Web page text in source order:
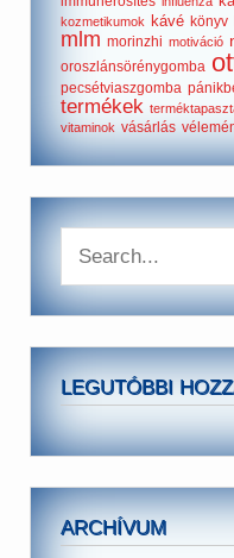
kozmetikumok kávé könyv
mlm morinzhi motiváció
oroszlánsörénygomba
pecsétviaszgomba
termékek
vitaminok vásárlás
LEGUTÓBBI
ARCHÍVUM